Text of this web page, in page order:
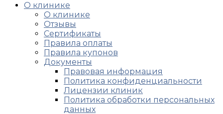
О клинике
О клинике
Отзывы
Сертификаты
Правила оплаты
Правила купонов
Документы
Правовая информация
Политика конфиденциальности
Лицензии клиник
Политика обработки персональных
данных